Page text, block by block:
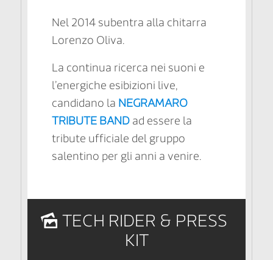
Nel 2014 subentra alla chitarra
Lorenzo Oliva.
La continua ricerca nei suoni e
l’energiche esibizioni live,
candidano la NEGRAMARO
TRIBUTE BAND ad essere la
tribute ufficiale del gruppo
salentino per gli anni a venire.
TECH RIDER & PRESS
KIT